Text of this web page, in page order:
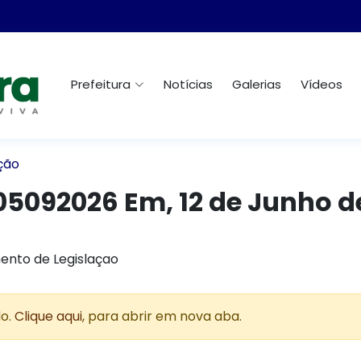
Prefeitura Notícias Galerias Vídeos
Em, 12 de Junho
de Legislaçao
Clique aqui, para abrir em nova aba.